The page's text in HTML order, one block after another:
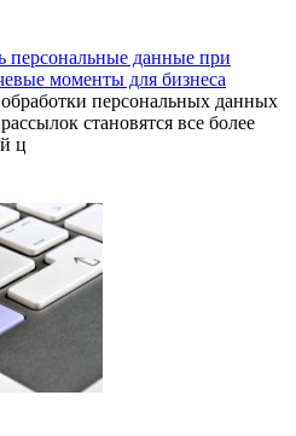
персональные данные при
моменты для бизнеса
персональных данных
становятся все более
ц